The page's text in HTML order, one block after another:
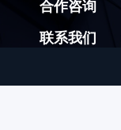
合作咨询
联系我们